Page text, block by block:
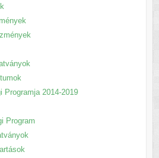
Programja 2014-2019
Program